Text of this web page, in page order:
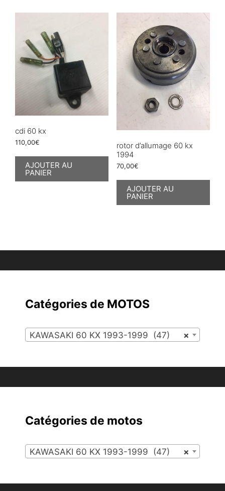
cdi 60 kx
110,00€
AJOUTER AU
PANIER
rotor d’allumage 60 kx
1994
70,00€
AJOUTER AU
PANIER
Catégories de MOTOS
×
KAWASAKI 60 KX 1993-1999 (47)
Catégories de motos
×
KAWASAKI 60 KX 1993-1999 (47)